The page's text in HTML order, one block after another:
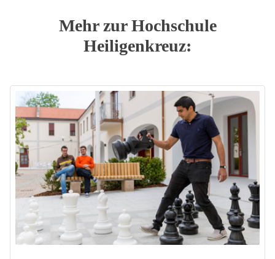
Mehr zur Hochschule
Heiligenkreuz: